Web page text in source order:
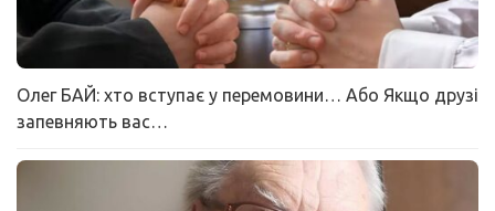
Олег БАЙ: хто вступає у перемовини… Або Якщо друзі
запевняють вас…